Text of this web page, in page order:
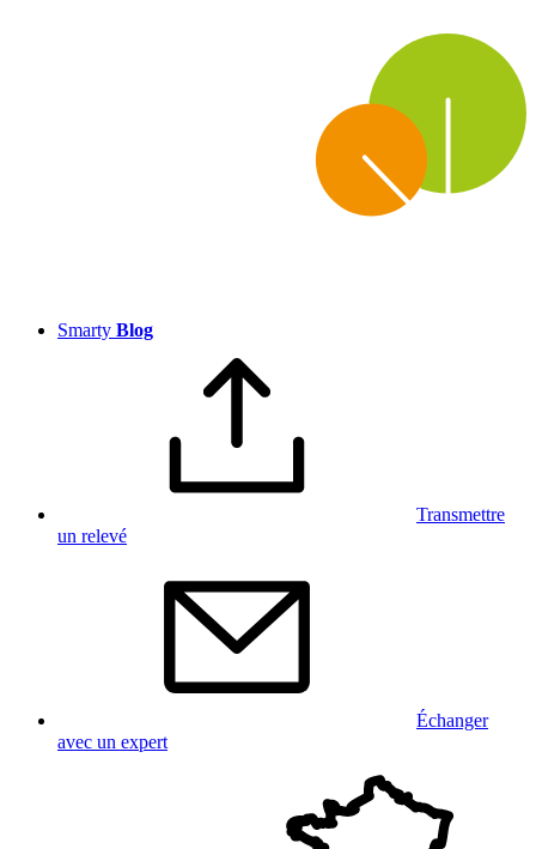
Smarty Blog
Transmettre
un relevé
Échanger
avec un expert